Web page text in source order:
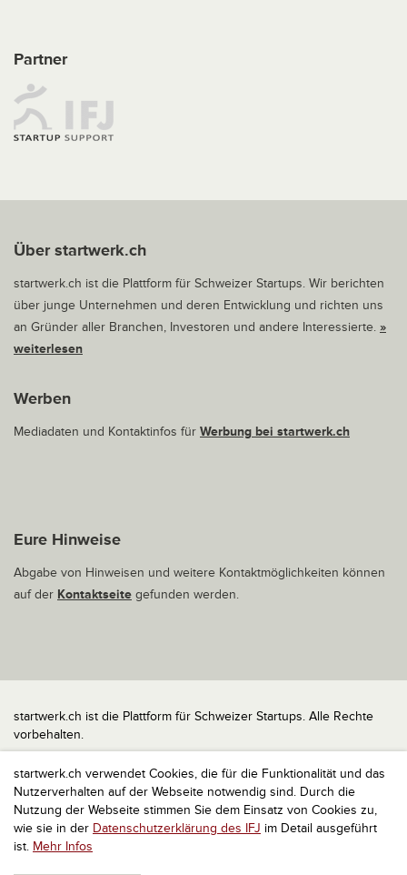
startwerk.ch verwendet Cookies, die für die Funktionalität und das
Nutzerverhalten auf der Webseite notwendig sind. Durch die
Nutzung der Webseite stimmen Sie dem Einsatz von Cookies zu,
wie sie in der Datenschutzerklärung des IFJ im Detail ausgeführt
ist. Mehr Infos
Partner
Über startwerk.ch
startwerk.ch ist die Plattform für Schweizer Startups. Wir berichten
über junge Unternehmen und deren Entwicklung und richten uns
an Gründer aller Branchen, Investoren und andere Interessierte. »
weiterlesen
Werben
Mediadaten und Kontaktinfos für Werbung bei startwerk.ch
Eure Hinweise
Abgabe von Hinweisen und weitere Kontaktmöglichkeiten können
auf der Kontaktseite gefunden werden.
startwerk.ch ist die Plattform für Schweizer Startups. Alle Rechte
vorbehalten.
Impressum
Kontakt
nach oben